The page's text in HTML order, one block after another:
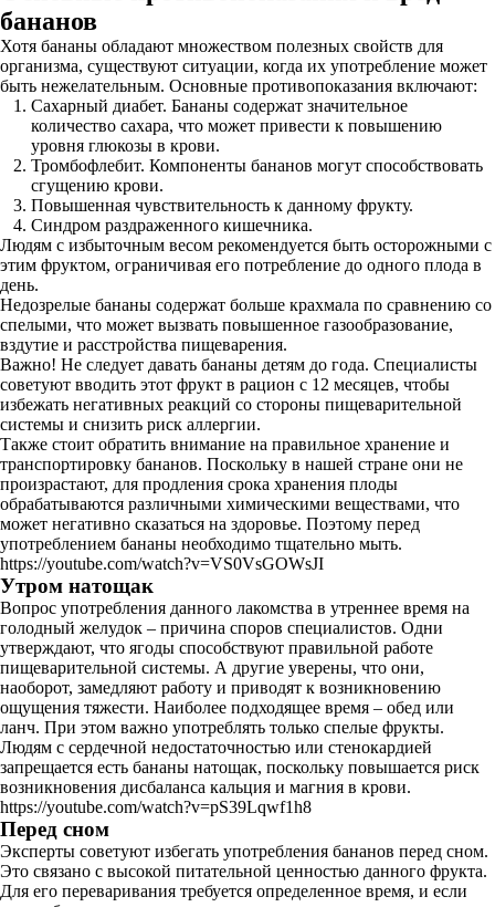
бананов
Хотя бананы обладают множеством полезных свойств для
организма, существуют ситуации, когда их употребление может
быть нежелательным. Основные противопоказания включают:
Сахарный диабет. Бананы содержат значительное
количество сахара, что может привести к повышению
уровня глюкозы в крови.
Тромбофлебит. Компоненты бананов могут способствовать
сгущению крови.
Повышенная чувствительность к данному фрукту.
Синдром раздраженного кишечника.
Людям с избыточным весом рекомендуется быть осторожными с
этим фруктом, ограничивая его потребление до одного плода в
день.
Недозрелые бананы содержат больше крахмала по сравнению со
спелыми, что может вызвать повышенное газообразование,
вздутие и расстройства пищеварения.
Важно! Не следует давать бананы детям до года. Специалисты
советуют вводить этот фрукт в рацион с 12 месяцев, чтобы
избежать негативных реакций со стороны пищеварительной
системы и снизить риск аллергии.
Также стоит обратить внимание на правильное хранение и
транспортировку бананов. Поскольку в нашей стране они не
произрастают, для продления срока хранения плоды
обрабатываются различными химическими веществами, что
может негативно сказаться на здоровье. Поэтому перед
употреблением бананы необходимо тщательно мыть.
https://youtube.com/watch?v=VS0VsGOWsJI
Утром натощак
Вопрос употребления данного лакомства в утреннее время на
голодный желудок – причина споров специалистов. Одни
утверждают, что ягоды способствуют правильной работе
пищеварительной системы. А другие уверены, что они,
наоборот, замедляют работу и приводят к возникновению
ощущения тяжести. Наиболее подходящее время – обед или
ланч. При этом важно употреблять только спелые фрукты.
Людям с сердечной недостаточностью или стенокардией
запрещается есть бананы натощак, поскольку повышается риск
возникновения дисбаланса кальция и магния в крови.
https://youtube.com/watch?v=pS39Lqwf1h8
Перед сном
Эксперты советуют избегать употребления бананов перед сном.
Это связано с высокой питательной ценностью данного фрукта.
Для его переваривания требуется определенное время, и если